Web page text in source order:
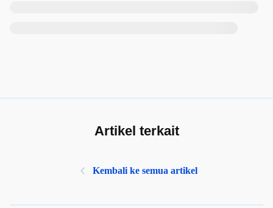
Artikel terkait
Kembali ke semua artikel